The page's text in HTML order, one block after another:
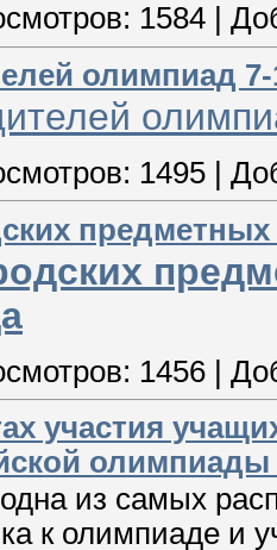
1584
олимпиад 7-
1495
1456 |
участия
из самых
к олимпиаде и